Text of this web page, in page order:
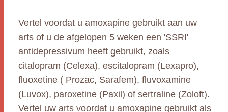
Vertel voordat u amoxapine gebruikt aan uw
arts of u de afgelopen 5 weken een 'SSRI'
antidepressivum heeft gebruikt, zoals
citalopram (Celexa), escitalopram (Lexapro),
fluoxetine ( Prozac, Sarafem), fluvoxamine
(Luvox), paroxetine (Paxil) of sertraline (Zoloft).
Vertel uw arts voordat u amoxapine gebruikt als